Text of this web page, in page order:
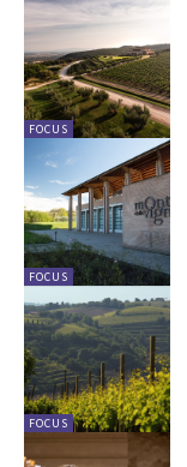
FOCUS
FOCUS
FOCUS